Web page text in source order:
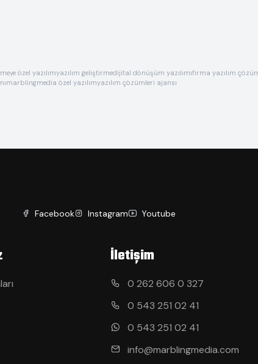
özel yazılımyazılım geliştirmedijital dönüşüm yazılımıfirma yazılım
marblingmedia özel yazılımyazılım çözümleri ajansı
Facebook Instagram Youtube
İletişim
0 262 606 0 327
0 543 251 02 41
0 543 251 02 41
info@marblingmedia.com